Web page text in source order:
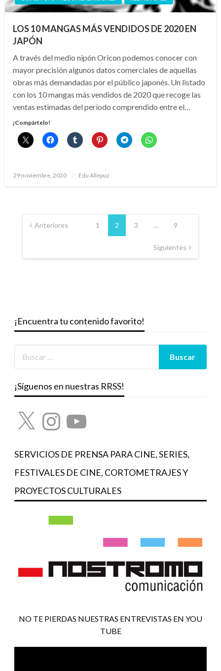
LOS 10 MANGAS MÁS VENDIDOS DE 2020 EN
JAPÓN
A través del medio nipón Oricon podemos conocer con
mayor precisión algunos datos comerciales de aquellas
obras más demandadas por el público japonés. Un listado
con los 10 mangas más vendidos de 2020 que recoge las
ventas estimadas del período comprendido entre el…
¡Compártelo!
Publicado
29 noviembre, 2020 Edu Allepuz
Paginación
de Anteriores 1 2 3 … 9
Siguientes
¡Encuentra tu contenido favorito!
¡Síguenos en nuestras RRSS!
X InstagramYouTube
SERVICIOS DE PRENSA PARA CINE, SERIES,
FESTIVALES DE CINE, CORTOMETRAJES Y
PROYECTOS CULTURALES
NO TE PIERDAS NUESTRAS ENTREVISTAS EN YOU
TUBE